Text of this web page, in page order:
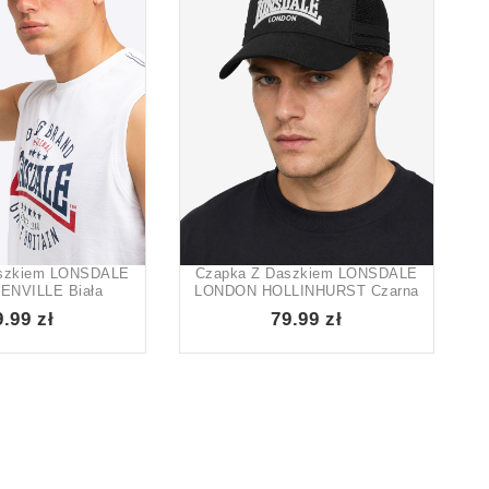
LONSDALE
Biała
zł
Czapka Z Daszkiem LONSDALE
LONDON HOLLINHURST Czarna
79.99 zł